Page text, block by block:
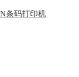
条码打印机